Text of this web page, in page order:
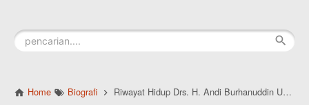
Home Biografi Riwayat Hidup Drs. H. Andi Burhanuddin Unru, MM, Bupati Wajo Dua Periode